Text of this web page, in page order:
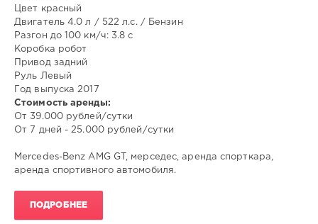
Цвет красный
Двигатель 4.0 л / 522 л.с. / Бензин
Разгон до 100 км/ч: 3.8 c
Коробка робот
Привод задний
Руль Левый
Год выпуска 2017
Стоимость аренды:
От 39.000 рублей/сутки
От 7 дней - 25.000 рублей/сутки
Mercedes-Benz AMG GT, мерседес, аренда спорткара,
аренда спортивного автомобиля.
ПОДРОБНЕЕ